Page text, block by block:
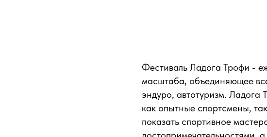
Фестиваль Ладога Трофи -
масштаба, объединяющее
эндуро, автотуризм. Ладога
как опытные спортсмены,
показать спортивное